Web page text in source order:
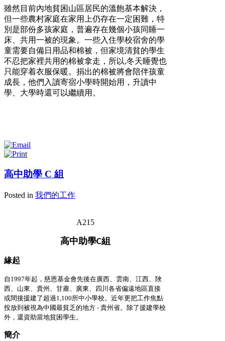
雖然目前內地貧困山區居民的溫飽基本解決，
但一些農村家庭在家用上仍存在一定困難，特
別是部份多孩家庭，普遍存在幾個小孩同睡一
床、共用一被的現象。一些入住學校宿舍的學
童需要自備日用品和棉被，但家境清貧的學生
不忍把家裡共用的棉被拿走，所以,冬天睡覺也
只能穿着衣服保暖。捐出的棉被將會陪伴孩童
成長，他們入讀寄宿小學時開始用，升讀中
學、大學時還可以繼續用。
高中助學 C 組
Posted in 我們的工作
A215
高中助學C組
緣起
自1997年起，慈恩基金會先後在廣西、雲南、江西、陜
西、山東、貴州、甘肅、廣東、四川各省偏遠地區直接
或間接援建了超過1,100所中小學校。近年更把工作焦點
投放到被視為中國最貧乏的地方 - 貴州省。除了援建學校
外，還資助當地貧困學生。
簡介